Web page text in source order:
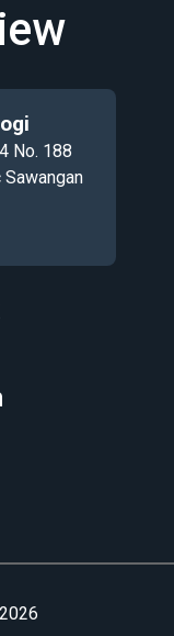
No. 188
Sawangan